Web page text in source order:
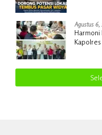
Agustus 6,
Harmoni